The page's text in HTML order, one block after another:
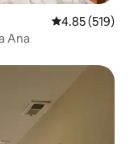
Calificación
4.85 (519)
Ana